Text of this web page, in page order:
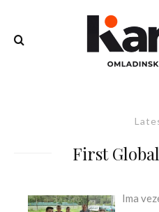
First
Ima